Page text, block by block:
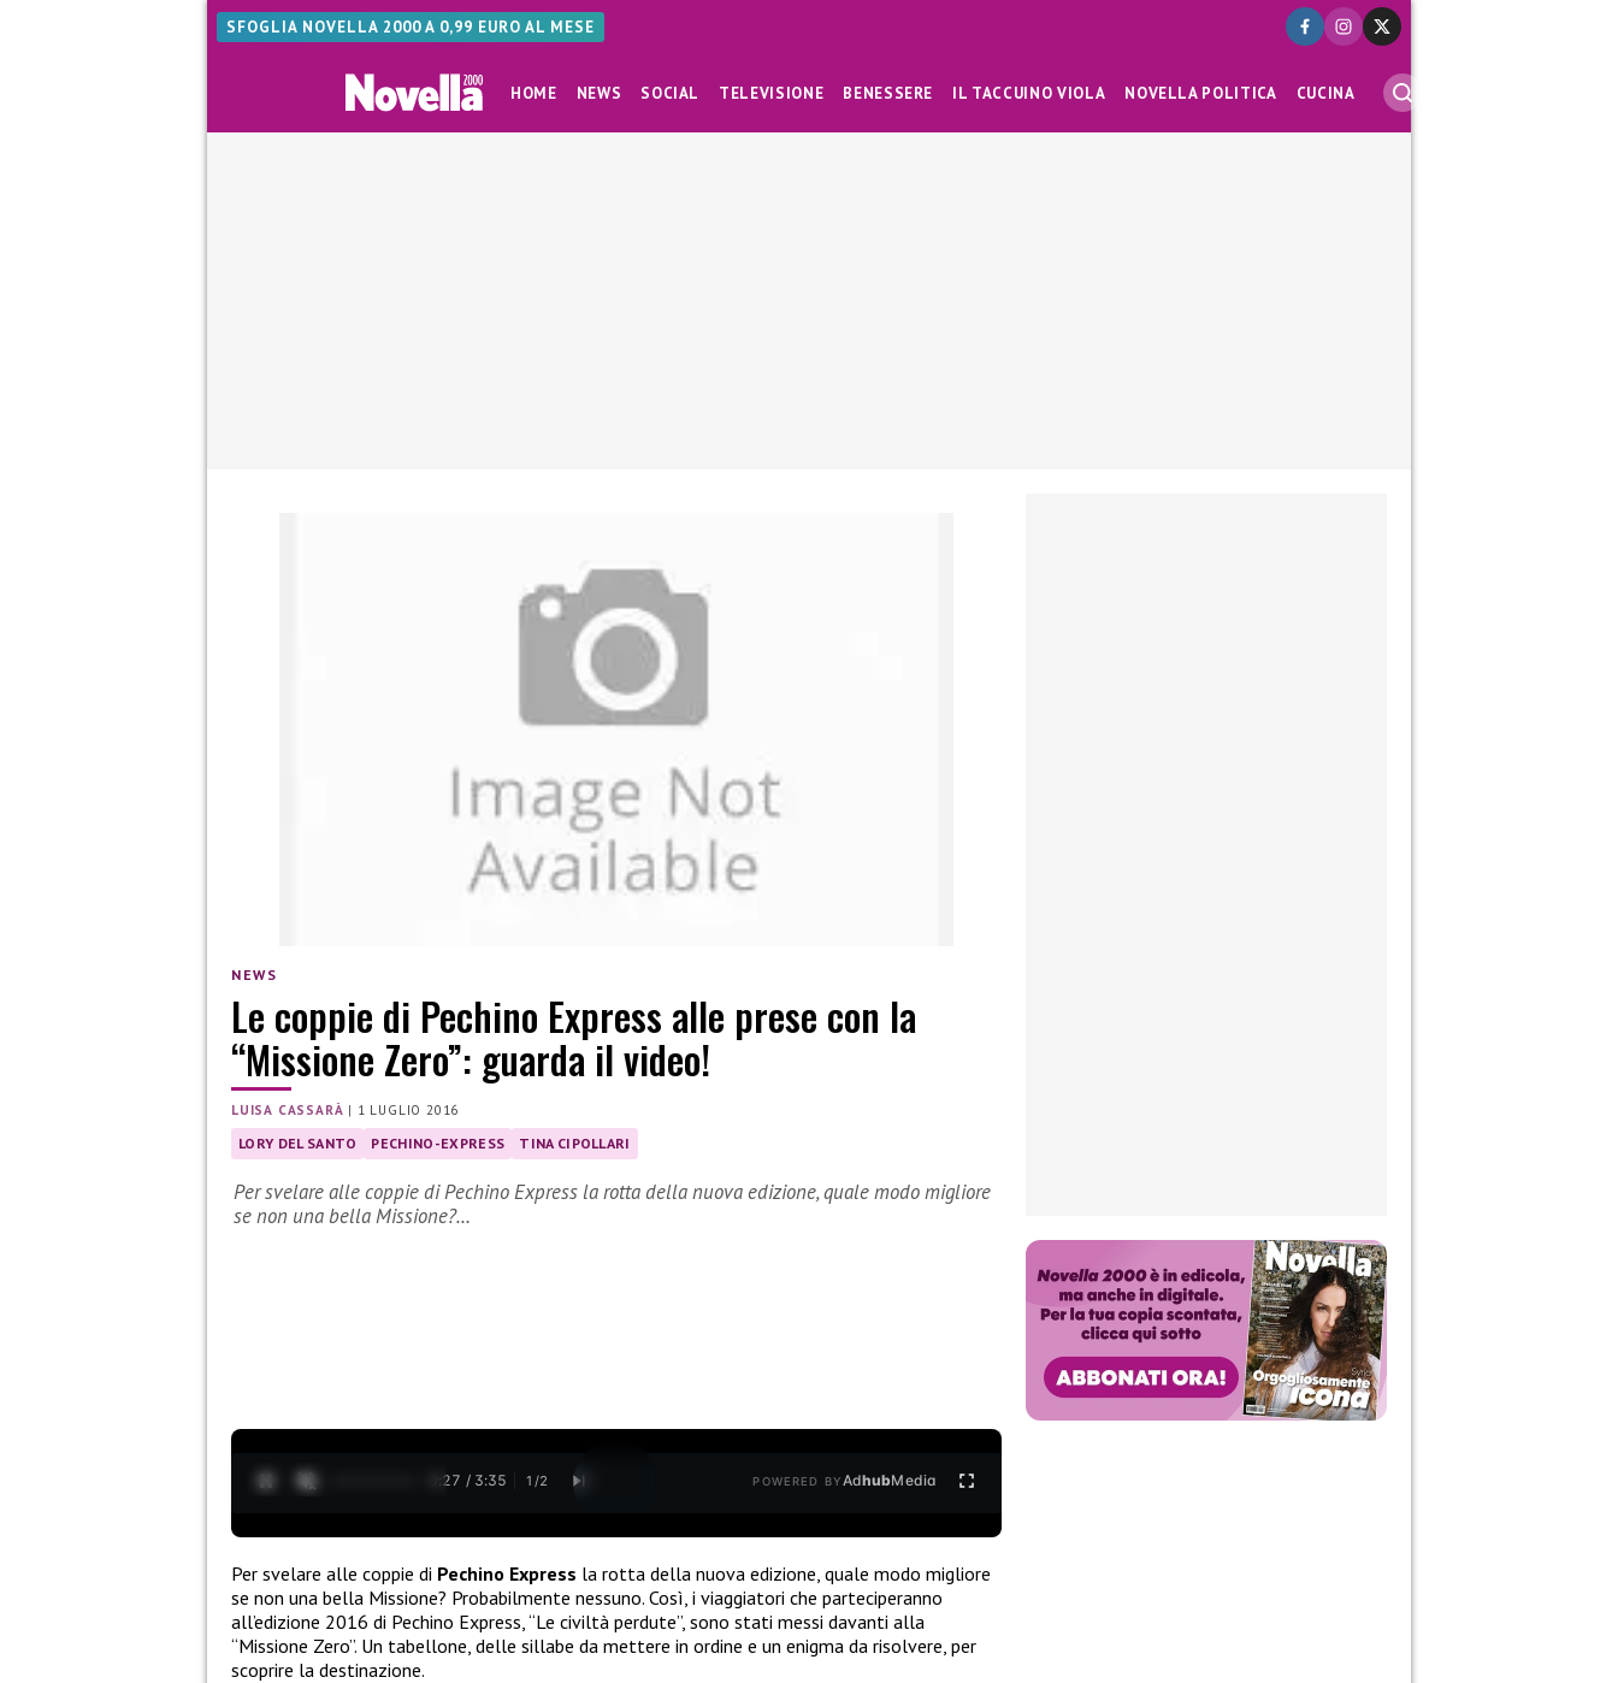
SFOGLIA NOVELLA 2000 A 0,99 EURO AL MESE
HOME NEWS SOCIAL TELEVISIONE BENESSERE IL TACCUINO VIOLA NOVELLA POLITICA CUCINA
NEWS
Le coppie di Pechino Express alle prese con la
“Missione Zero”: guarda il video!
LUISA CASSARÀ | 1 LUGLIO 2016
LORY DEL SANTO PECHINO-EXPRESS TINA CIPOLLARI
Per svelare alle coppie di Pechino Express la rotta della nuova edizione, quale modo migliore
se non una bella Missione?…
0:28 / 3:35 1 /2 POWERED BYAdhubMedia
Per svelare alle coppie di Pechino Express la rotta della nuova edizione, quale modo migliore
se non una bella Missione? Probabilmente nessuno. Così, i viaggiatori che parteciperanno
all’edizione 2016 di Pechino Express, “Le civiltà perdute”, sono stati messi davanti alla
“Missione Zero”. Un tabellone, delle sillabe da mettere in ordine e un enigma da risolvere, per
scoprire la destinazione.